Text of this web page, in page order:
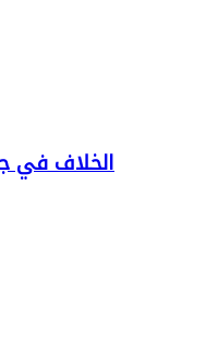
الخلاف في